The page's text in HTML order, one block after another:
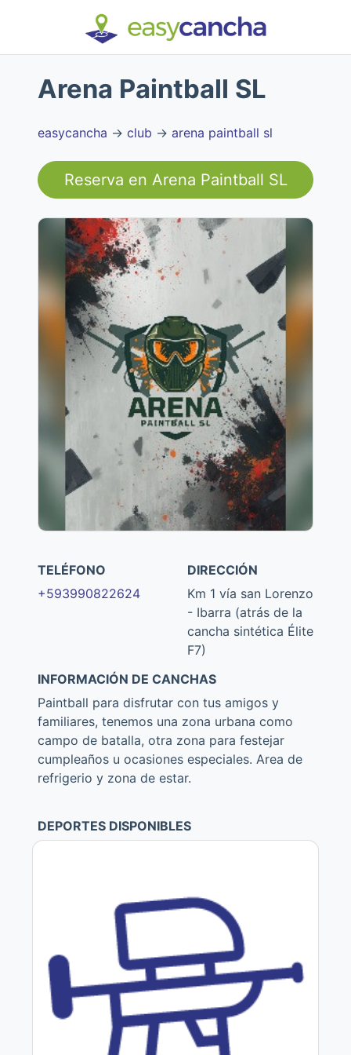
Arena Paintball SL
easycancha → club → arena paintball sl
Reserva en Arena Paintball SL
TELÉFONO
+593990822624
DIRECCIÓN
Km 1 vía san Lorenzo
- Ibarra (atrás de la
cancha sintética Élite
F7)
INFORMACIÓN DE CANCHAS
Paintball para disfrutar con tus amigos y
familiares, tenemos una zona urbana como
campo de batalla, otra zona para festejar
cumpleaños u ocasiones especiales. Area de
refrigerio y zona de estar.
DEPORTES DISPONIBLES